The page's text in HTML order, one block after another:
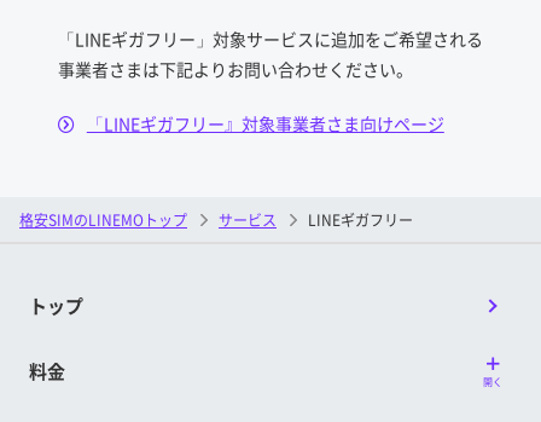
③「iCloud」をタップ
「LINEギガフリー」対象サービスに追加をご希望される
事業者さまは下記よりお問い合わせください。
「LINEギガフリー』対象事業者さま向けページ
格安SIMのLINEMOトップ サービス LINEギガフリー
トップ
料金 開く